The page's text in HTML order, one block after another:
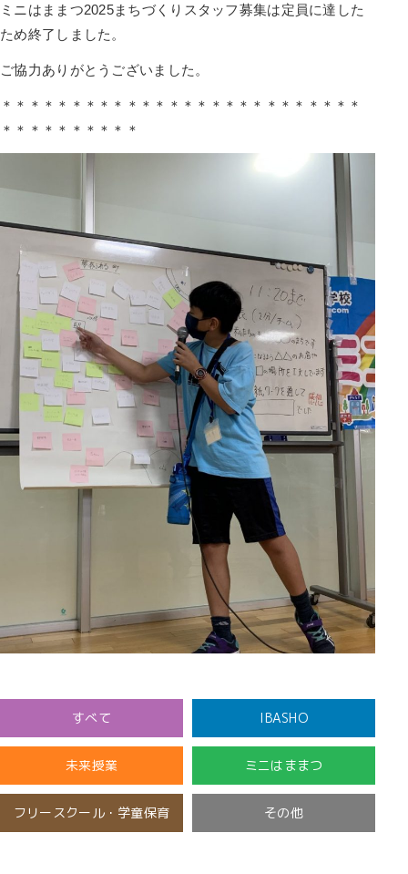
ミニはままつ2025まちづくりスタッフ募集は定員に達した
ため終了しました。
ご協力ありがとうございました。
＊＊＊＊＊＊＊＊＊＊＊＊＊＊＊＊＊＊＊＊＊＊＊＊＊＊
＊＊＊＊＊＊＊＊＊＊
すべて IBASHO
未来授業 ミニはままつ
フリースクール・学童保育 その他